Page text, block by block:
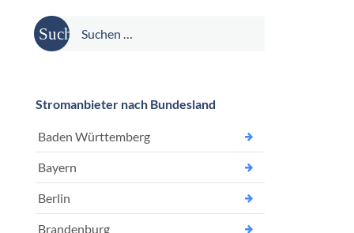
Suche
nach:
Stromanbieter nach Bundesland
Baden Württemberg
Bayern
Berlin
Brandenburg